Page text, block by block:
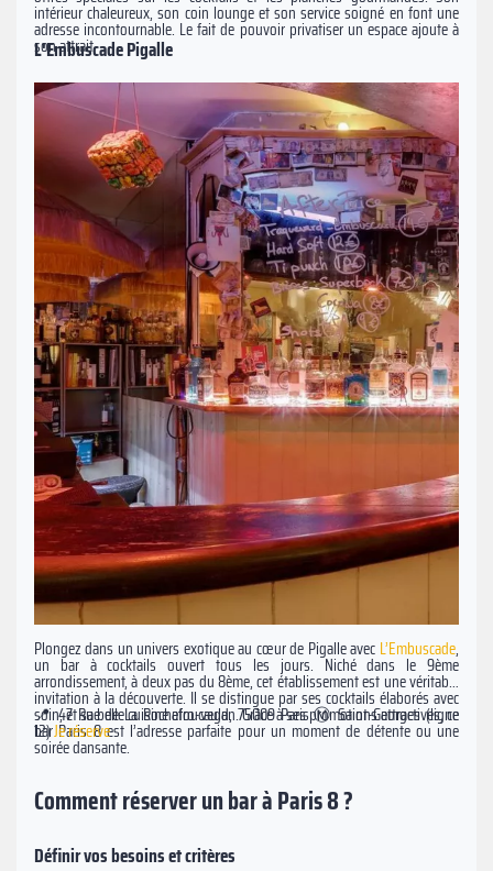
intérieur chaleureux, son coin lounge et son service soigné en font une
adresse incontournable. Le fait de pouvoir privatiser un espace ajoute à
son attrait.
L'Embuscade Pigalle
Plongez dans un univers exotique au cœur de Pigalle avec L’Embuscade,
un bar à cocktails ouvert tous les jours. Niché dans le 9ème
arrondissement, à deux pas du 8ème, cet établissement est une véritable
invitation à la découverte. Il se distingue par ses cocktails élaborés avec
soin, et sa belle cuisine afro-vegan. Grâce à ses promotions attractives, ce
bar Paris 8 est l’adresse parfaite pour un moment de détente ou une
soirée dansante.
📍 47 Rue de La Rochefoucauld, 75009 Paris Ⓜ️ Saint-Georges (ligne
12)Je réserve
Comment réserver un bar à Paris 8 ?
Définir vos besoins et critères